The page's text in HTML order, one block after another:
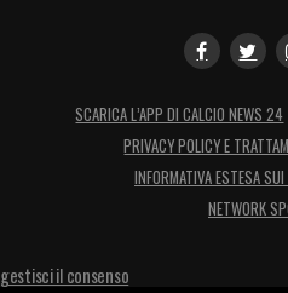
SCARICA L’APP DI CALCIO NEWS 24
PRIVACY POLICY E
INFORMATIVA ESTESA
NETWORK
gestisci il consenso